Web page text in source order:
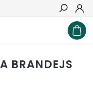
Hľadať
BRANDEJS